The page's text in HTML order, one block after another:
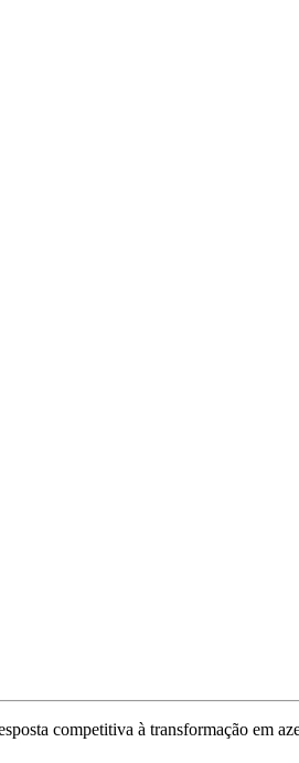
competitiva à transformação em